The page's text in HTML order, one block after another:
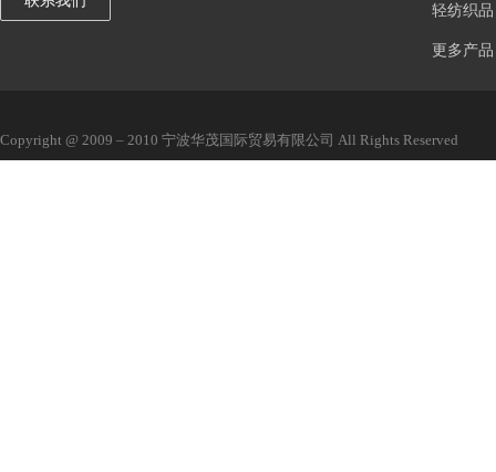
Copyright @ 2009 – 2010 宁波华茂国际贸易有限公司 All Rights Reserved
轻纺织品
更多产品